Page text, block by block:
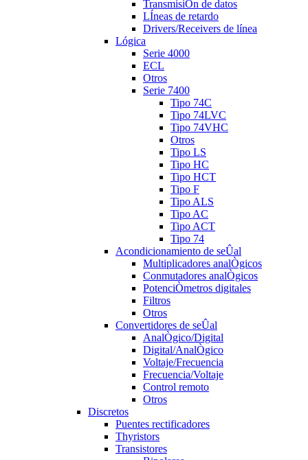
TransmisiÒn de datos
LÍneas de retardo
Drivers/Receivers de línea
Lógica
Serie 4000
ECL
Otros
Serie 7400
Tipo 74C
Tipo 74LVC
Tipo 74VHC
Otros
Tipo LS
Tipo HC
Tipo HCT
Tipo F
Tipo ALS
Tipo AC
Tipo ACT
Tipo 74
Acondicionamiento de seÛal
Multiplicadores analÒgicos
Conmutadores analÒgicos
PotenciÒmetros digitales
Filtros
Otros
Convertidores de seÛal
AnalÒgico/Digital
Digital/AnalÒgico
Voltaje/Frecuencia
Frecuencia/Voltaje
Control remoto
Otros
Discretos
Puentes rectificadores
Thyristors
Transistores